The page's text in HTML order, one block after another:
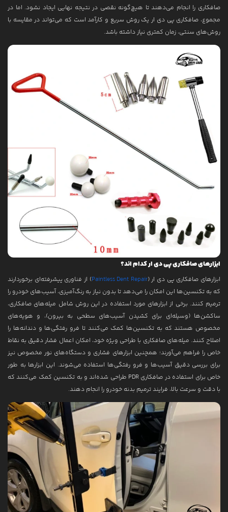
صافکاری را انجام می‌دهند تا هیچ‌گونه نقصی در نتیجه نهایی ایجاد نشود. اما در
مجموع، صافکاری پی دی ار یک روش سریع و کارآمد است که می‌تواند در مقایسه با
روش‌های سنتی، زمان کمتری نیاز داشته باشد.
ابزارهای صافکاری پی دی ار کدام اند؟
ابزارهای صافکاری پی دی ار (Paintless Dent Repair) از فناوری پیشرفته‌ای برخوردارند
که به تکنسین‌ها این امکان را می‌دهد تا بدون نیاز به رنگ‌آمیزی، آسیب‌های خودرو را
ترمیم کنند. برخی از ابزارهای مورد استفاده در این روش شامل میله‌های صافکاری،
ساکشن‌ها (وسیله‌ای برای کشیدن آسیب‌های سطحی به بیرون)، و هویه‌های
مخصوص هستند که به تکنسین‌ها کمک می‌کنند تا فرو رفتگی‌ها و دندانه‌ها را
اصلاح کنند. میله‌های صافکاری با طراحی ویژه خود، امکان اعمال فشار دقیق به نقاط
خاص را فراهم می‌آورند؛ همچنین ابزارهای فشاری و دستگاه‌های نور مخصوص نیز
برای بررسی دقیق آسیب‌ها و فرو رفتگی‌ها استفاده می‌شوند. این ابزارها به طور
خاص برای استفاده در صافکاری PDR طراحی شده‌اند و به تکنسین کمک می‌کنند که
با دقت و سرعت بالا، فرایند ترمیم بدنه خودرو را انجام دهند.